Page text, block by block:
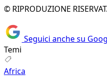
© RIPRODUZIONE
Seguici anche su
Temi
Africa